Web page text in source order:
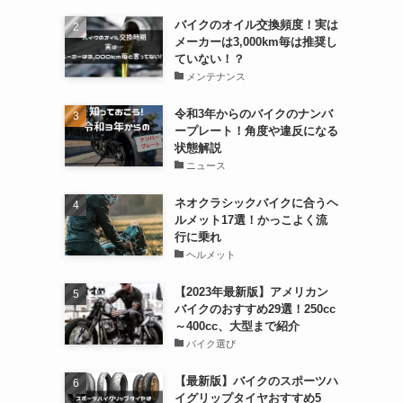
バイクのオイル交換頻度！実は
メーカーは3,000km毎は推奨し
ていない！？
メンテナンス
令和3年からのバイクのナンバ
ープレート！角度や違反になる
状態解説
ニュース
ネオクラシックバイクに合うヘ
ルメット17選！かっこよく流
行に乗れ
ヘルメット
【2023年最新版】アメリカン
バイクのおすすめ29選！250cc
～400cc、大型まで紹介
バイク選び
【最新版】バイクのスポーツハ
イグリップタイヤおすすめ5